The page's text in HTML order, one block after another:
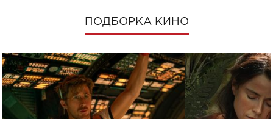
ПОДБОРКА КИНО